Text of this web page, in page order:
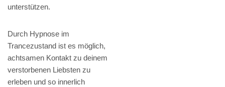
unterstützen.
Durch Hypnose im
Trancezustand ist es möglich,
achtsamen Kontakt zu deinem
verstorbenen Liebsten zu
erleben und so innerlich